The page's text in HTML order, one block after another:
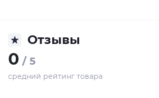
Отзывы
0 / 5
средний рейтинг товара